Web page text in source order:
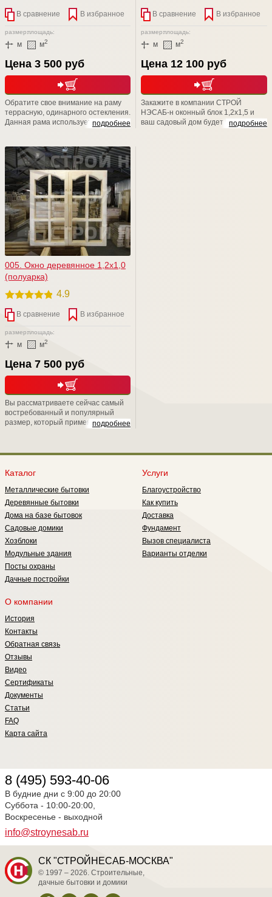
В сравнение В избранное
размер:
м
площадь:
м2
Цена 3 500 руб
подробнее
Обратите свое внимание на раму
террасную, одинарного остекления.
Данная рама используется для
дачных домов, веранд. Размер
изделия (В*Ш): 1000*800. Толщина
рамы 43 (мм). Конструкция рамы
предусматривает остекление
листовым стеклом толщиной до
4мм. Штапик в комплекте.
В сравнение В избранное
размер:
м
площадь:
м2
Цена 12 100 руб
подробнее
Закажите в компании СТРОЙ
НЭСАБ-н оконный блок 1,2х1,5 и
ваш садовый дом будет выглядеть
005. Окно деревянное 1,2х1,0
(полуарка)
4.9
В сравнение В избранное
размер:
м
площадь:
м2
Цена 7 500 руб
подробнее
Вы рассматриваете сейчас самый
востребованный и популярный
размер, который применяется при
в период массового строительства,
80-х годов. Потому что они имеют
теплосбережению они обладают
лучшим светопропусканием, т.е.
проем.
Каталог
Металлические бытовки
Деревянные бытовки
Дома на базе бытовок
Садовые домики
Хозблоки
Модульные здания
Посты охраны
Дачные постройки
Услуги
Благоустройство
Как купить
Доставка
Фундамент
Вызов специалиста
Варианты отделки
О компании
История
Контакты
Обратная связь
Отзывы
Видео
Сертификаты
Документы
Статьи
FAQ
Карта сайта
8 (495) 593-40-06
В будние дни с 9:00 до 20:00
Суббота - 10:00-20:00,
Воскресенье - выходной
info@stroynesab.ru
СК "СТРОЙНЕСАБ-МОСКВА"
© 1997 – 2026. Строительные,
дачные бытовки и домики